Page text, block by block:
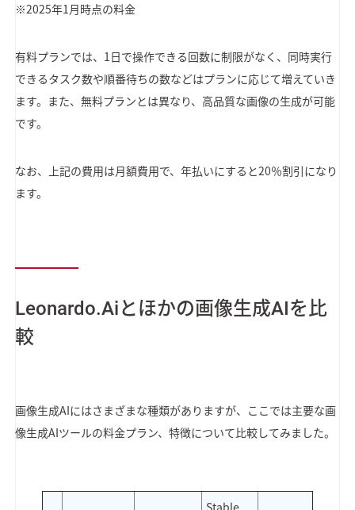
※2025年1月時点の料金
有料プランでは、1日で操作できる回数に制限がなく、同時実行
できるタスク数や順番待ちの数などはプランに応じて増えていき
ます。また、無料プランとは異なり、高品質な画像の生成が可能
です。
なお、上記の費用は月額費用で、年払いにすると20％割引になり
ます。
Leonardo.Aiとほかの画像生成AIを比
較
画像生成AIにはさまざまな種類がありますが、ここでは主要な画
像生成AIツールの料金プラン、特徴について比較してみました。